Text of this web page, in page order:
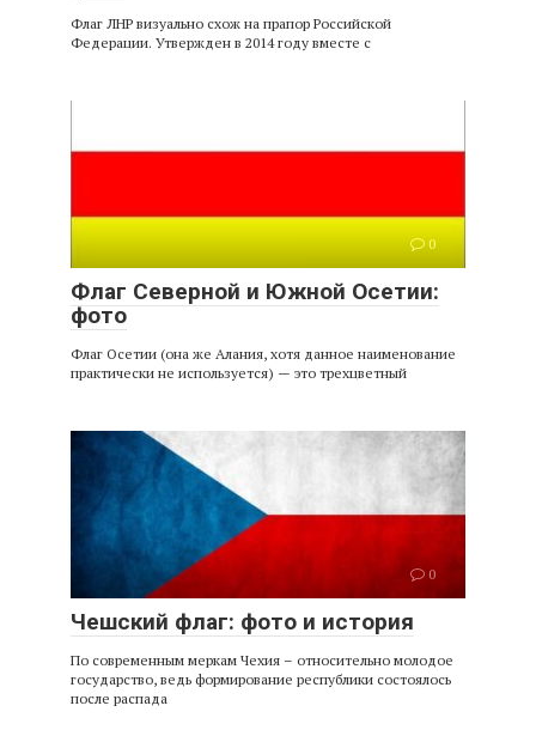
Флаг ЛНР визуально схож на прапор Российской
Федерации. Утвержден в 2014 году вместе с
0
Флаг Северной и Южной Осетии:
фото
Флаг Осетии (она же Алания, хотя данное наименование
практически не используется) — это трехцветный
0
Чешский флаг: фото и история
По современным меркам Чехия – относительно молодое
государство, ведь формирование республики состоялось
после распада